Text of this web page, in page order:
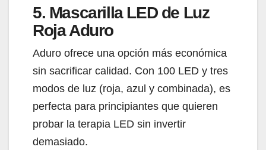
5. Mascarilla LED de Luz
Roja Aduro
Aduro ofrece una opción más económica
sin sacrificar calidad. Con 100 LED y tres
modos de luz (roja, azul y combinada), es
perfecta para principiantes que quieren
probar la terapia LED sin invertir
demasiado.